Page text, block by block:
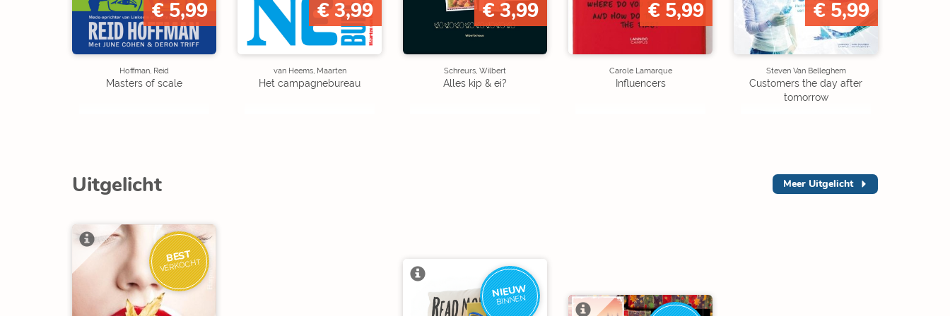
€ 5,99
Hoffman, Reid
Masters of scale
€ 3,99
van Heems, Maarten
Het campagnebureau
€ 3,99
Schreurs, Wilbert
Alles kip & ei?
€ 5,99
Carole Lamarque
Influencers
€ 5,99
Steven Van Belleghem
Customers the day after
tomorrow
Uitgelicht Meer Uitgelicht
BEST
VERKOCHT
NIEUW
BINNEN